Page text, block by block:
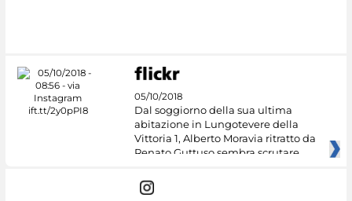
05/10/2018
Dal soggiorno della sua ultima
abitazione in Lungotevere della
Vittoria 1, Alberto Moravia ritratto da
Renato Guttuso sembra scrutare